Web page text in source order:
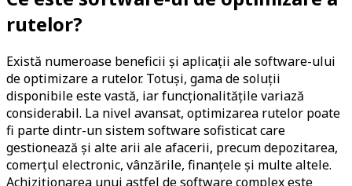
rutelor?
Există numeroase beneficii și aplicații ale software-ului
de optimizare a rutelor. Totuși, gama de soluții
disponibile este vastă, iar funcționalitățile variază
considerabil. La nivel avansat, optimizarea rutelor poate
fi parte dintr-un sistem software sofisticat care
gestionează și alte arii ale afacerii, precum depozitarea,
comerțul electronic, vânzările, finanțele și multe altele.
Achiziționarea unui astfel de software complex este